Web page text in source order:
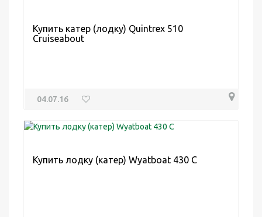
Купить катер (лодку) Quintrex 510
Cruiseabout
04.07.16
Купить лодку (катер) Wyatboat 430 C